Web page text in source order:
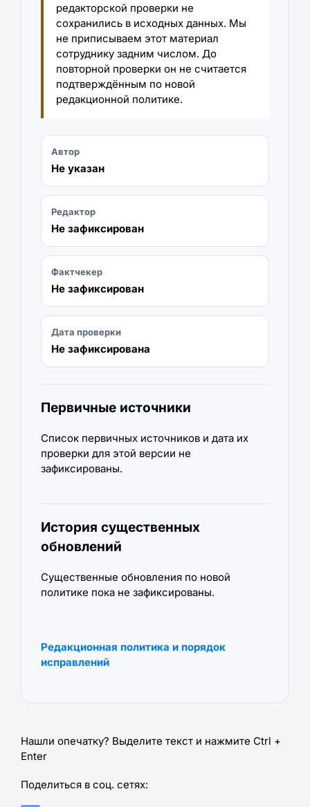
редакторской проверки не
сохранились в исходных данных. Мы
не приписываем этот материал
сотруднику задним числом. До
повторной проверки он не считается
подтверждённым по новой
редакционной политике.
Автор
Не указан
Редактор
Не зафиксирован
Фактчекер
Не зафиксирован
Дата проверки
Не зафиксирована
Первичные источники
Список первичных источников и дата их
проверки для этой версии не
зафиксированы.
История существенных
обновлений
Существенные обновления по новой
политике пока не зафиксированы.
Редакционная политика и порядок
исправлений
Нашли опечатку? Выделите текст и нажмите Ctrl +
Enter
Поделиться в соц. сетях: